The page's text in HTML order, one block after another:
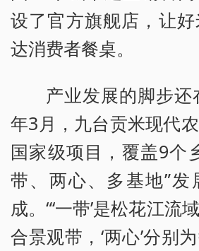
设了官方旗舰店，让
达消费者餐桌。
产业发展的脚步
年3月，九台贡米现代
国家级项目，覆盖9个
带、两心、多基地”发
成。“‘一带’是松花江流
合景观带，‘两心’分别